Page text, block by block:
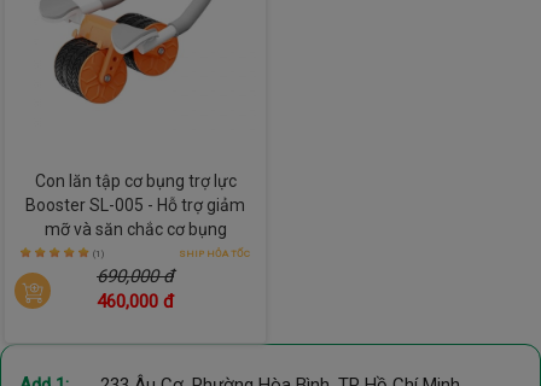
Con lăn tập cơ bụng trợ lực
Booster SL-005 - Hỗ trợ giảm
mỡ và săn chắc cơ bụng
(1) SHIP HỎA TỐC
690,000 đ
460,000 đ